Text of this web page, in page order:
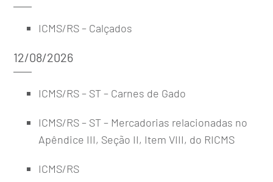
ICMS/RS – Calçados
12/08/2026
ICMS/RS – ST – Carnes de Gado
ICMS/RS – ST – Mercadorias relacionadas no
Apêndice III, Seção II, Item VIII, do RICMS
ICMS/RS